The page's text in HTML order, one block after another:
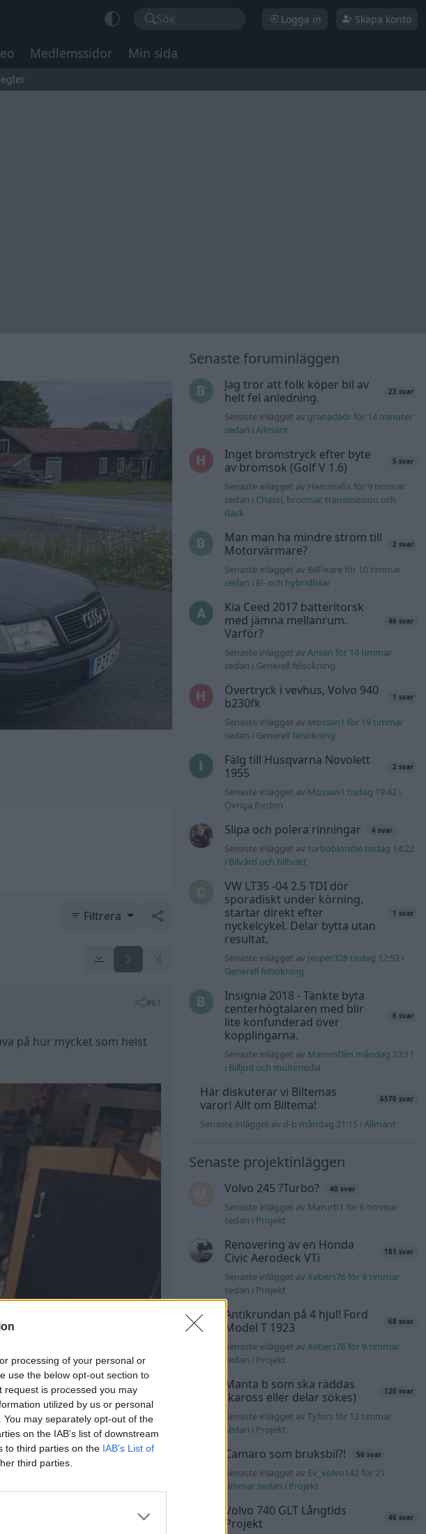
processing of your personal or
use the below opt-out section to
is processed you may
utilized by us or personal
may separately opt-out of the
on the IAB’s list of downstream
to third parties on the IAB’s List of
third parties.
Sök Logga in Skapa konto
Medlemssidor Min sida
Filtrera
#61
på hur mycket som helst
Senaste foruminläggen
Jag tror att folk köper bil av
helt fel anledning.
23 svar
Senaste inlägget av granadadr för 14 minuter
sedan iAllmänt
Inget bromstryck efter byte
av bromsok (Golf V 1.6)
5 svar
Senaste inlägget av Hemmafix för 9 timmar
sedan i Chassi, bromsar, transmission och
däck
Man man ha mindre ström till
Motorvärmare?
2 svar
Senaste inlägget av BilFixare för 10 timmar
sedan i El- och hybridbilar
Kia Ceed 2017 batteritorsk
med jämna mellanrum.
Varför?
46 svar
Senaste inlägget avAnsan för 14 timmar
sedan i Generell felsökning
Övertryck i vevhus, Volvo 940
b230fk
1 svar
Senaste inlägget av Mossan1 för 19 timmar
sedan i Generell felsökning
Fälg till Husqvarna Novolett
1955
2 svar
Senaste inlägget av Mossan1 tisdag 19:42 i
Övriga fordon
Slipa och polera rinningar 4 svar
Senaste inlägget avturboblondie tisdag 14:22
i Bilvård och biltvätt
VW LT35 -04 2.5 TDI dör
sporadiskt under körning,
startar direkt efter
nyckelcykel. Delar bytta utan
resultat.
1 svar
Senaste inlägget av Jesper328 tisdag 12:52 i
Generell felsökning
Insignia 2018 - Tänkte byta
centerhögtalaren med blir
lite konfunderad över
kopplingarna.
6 svar
Senaste inlägget av MammDiin måndag 23:11
i Billjud och multimedia
Här diskuterar vi Biltemas
varor! Allt om Biltema!
6570 svar
Senaste inlägget av d-b måndag 21:15 i Allmänt
Senaste projektinläggen
Volvo 245 ?Turbo? 40 svar
Senaste inlägget av Marurb1 för 6 timmar
sedan i Projekt
Renovering av en Honda
Civic Aerodeck VTi
181 svar
Senaste inlägget avXebers76 för 9 timmar
sedan i Projekt
Antikrundan på 4 hjul! Ford
Model T 1923
68 svar
Senaste inlägget avXebers76 för 9 timmar
sedan i Projekt
Manta b som ska räddas
(kaross eller delar sökes)
120 svar
Senaste inlägget avTyfors för 12 timmar
sedan i Projekt
Camaro som bruksbil?! 56 svar
Senaste inlägget av Ev_volvo142 för 21
timmar sedan i Projekt
Volvo 740 GLT Långtids
Projekt
46 svar